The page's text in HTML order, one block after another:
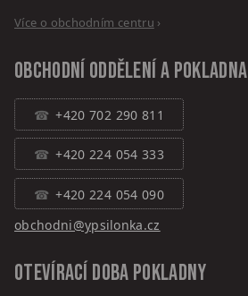
Více o obchodním centru ›
Obchodní oddělení a pokladna
+420 702 290 811
+420 224 054 333
+420 224 054 090
obchodni@ypsilonka.cz
Otevírací doba pokladny